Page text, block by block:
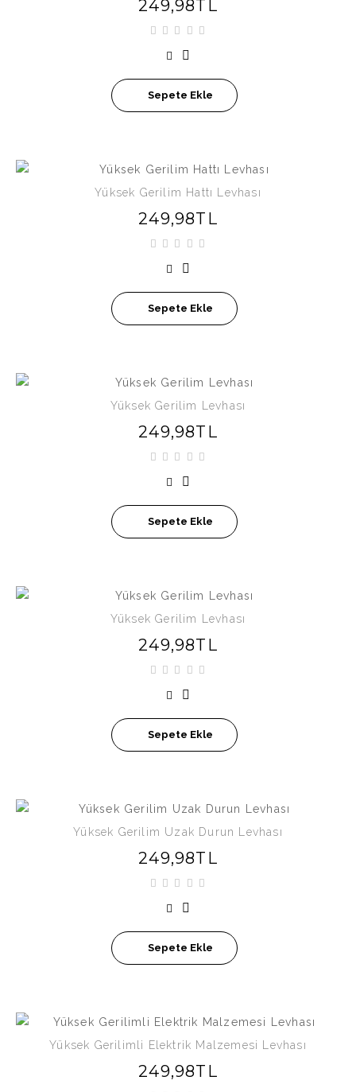
249,98TL
Sepete Ekle
Yüksek Gerilim Hattı Levhası
249,98TL
Sepete Ekle
Yüksek Gerilim Levhası
249,98TL
Sepete Ekle
Yüksek Gerilim Levhası
249,98TL
Sepete Ekle
Yüksek Gerilim Uzak Durun Levhası
249,98TL
Sepete Ekle
Yüksek Gerilimli Elektrik Malzemesi Levhası
249,98TL